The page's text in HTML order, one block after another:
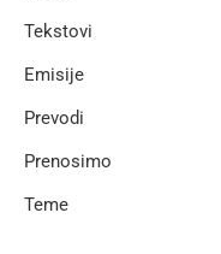
Tekstovi
Emisije
Prevodi
Prenosimo
Teme